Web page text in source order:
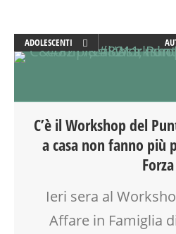
ADOLESCENTI
ADULTI
GENITORE
GENITORI
MOOD BOX
PEDAGOGIA
C’è il Workshop del
a casa non fanno più
Forza
Ieri sera al
Affare in Famiglia